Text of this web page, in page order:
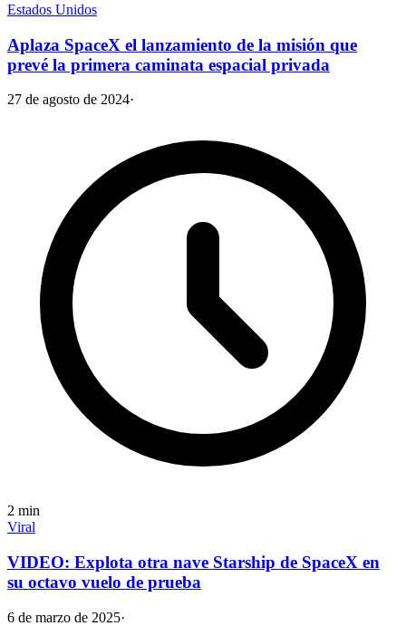
Estados Unidos
Aplaza SpaceX el lanzamiento de la misión que
prevé la primera caminata espacial privada
27 de agosto de 2024·
2 min
Viral
VIDEO: Explota otra nave Starship de SpaceX en
su octavo vuelo de prueba
6 de marzo de 2025·